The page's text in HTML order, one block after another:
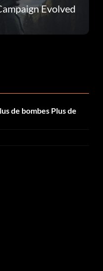
Evolved
de bombes Plus de